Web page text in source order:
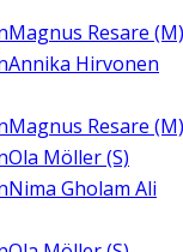
Magnus Resare (M)
Annika Hirvonen
Magnus Resare (M)
Ola Möller (S)
Nima Gholam Ali